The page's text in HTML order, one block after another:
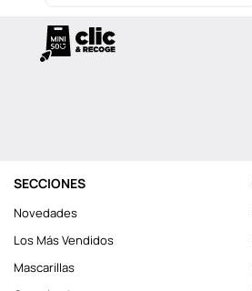
SECCIONES
Novedades
Los Más Vendidos
Mascarillas